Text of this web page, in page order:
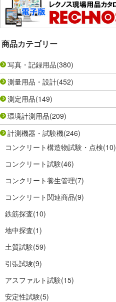
商品カテゴリー
写真・記録用品(380)
測量用品・設計(452)
測定用品(149)
環境計測用品(209)
計測機器・試験機(246)
コンクリート構造物試験・点検(10)
コンクリート試験(46)
コンクリート養生管理(7)
コンクリート関連商品(9)
鉄筋探査(10)
地中探査(1)
土質試験(59)
引張試験(9)
アスファルト試験(15)
安定性試験(5)